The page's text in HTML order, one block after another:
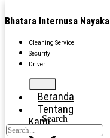
Bhatara Internusa Nayaka
Cleaning Service
Security
Driver
Beranda
Tentang
KamiSearch